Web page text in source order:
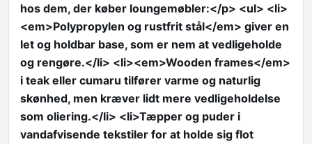
hos dem, der køber loungemøbler:</p> <ul> <li>
<em>Polypropylen og rustfrit stål</em> giver en
let og holdbar base, som er nem at vedligeholde
og rengøre.</li> <li><em>Wooden frames</em>
i teak eller cumaru tilfører varme og naturlig
skønhed, men kræver lidt mere vedligeholdelse
som oliering.</li> <li>Tæpper og puder i
vandafvisende tekstiler for at holde sig flot